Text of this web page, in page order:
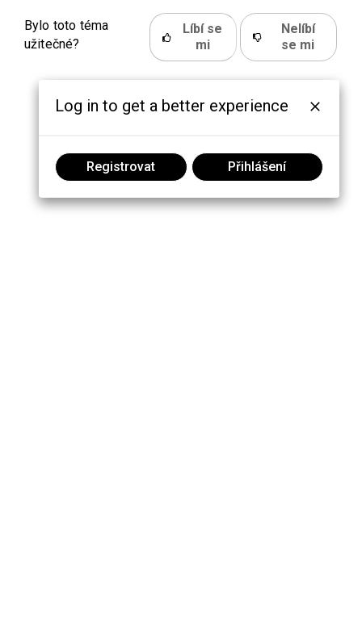
Bylo toto téma
užitečné?
Líbí se
mi
Nelíbí
se mi
Log in to get a better experience
Registrovat Přihlášení